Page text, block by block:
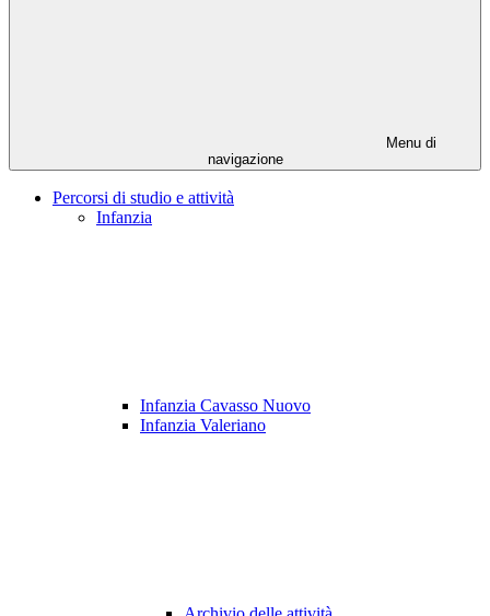
Menu di
navigazione
Percorsi di studio e attività
Infanzia
Infanzia Cavasso Nuovo
Infanzia Valeriano